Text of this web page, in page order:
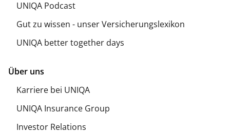
UNIQA Podcast
Gut zu wissen - unser Versicherungslexikon
UNIQA better together days
Über uns
Karriere bei UNIQA
UNIQA Insurance Group
Investor Relations